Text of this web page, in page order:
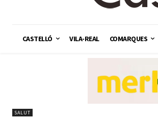
CASTELLÓ VILA-REAL COMARQUES
SALUT